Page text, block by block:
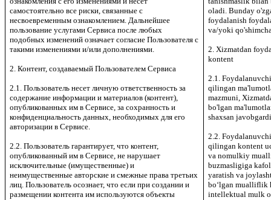
самостоятельно все риски, связанные с
несвоевременным ознакомлением. Дальнейшее
пользование услугами Сервиса после любых
подобных изменений означает согласие Пользователя с
такими изменениями и/или дополнениями.
2. Контент, создаваемый Пользователем Сервиса
2.1. Пользователь несет личную ответственность за
содержание информации и материалов (контент),
опубликованных им в Сервисе, за сохранность и
конфиденциальность данных, необходимых для его
авторизации в Сервисе.
2.2. Пользователь гарантирует, что контент,
опубликованный им в Сервисе, не нарушает
исключительные (имущественные) и
неимущественные авторские и смежные права третьих
лиц. Пользователь осознает, что если при создании и
размещении контента им используются объекты
oladi. Bunday
foydalanish
va/yoki
2. Xizmatdan
kontent
2.1.
qilingan
mazmuni,
bo'lgan
shaxsan
2.2.
qilingan kontent
va nomulkiy
buzmasligiga
yaratish va
bo‘lgan mualliflik
intellektual mulk